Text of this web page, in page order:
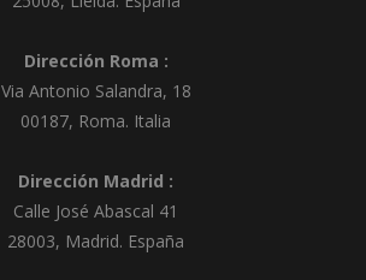
Dirección Roma :
Via Antonio Salandra, 18
00187, Roma. Italia
Dirección Madrid :
Calle José Abascal 41
28003, Madrid. España